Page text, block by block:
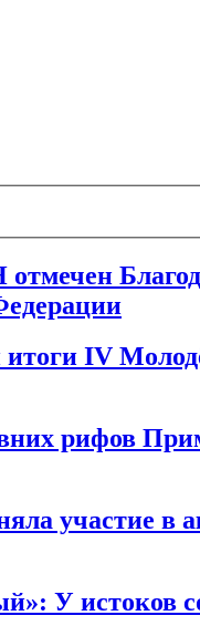
IV
рифов
участие в
У истоков